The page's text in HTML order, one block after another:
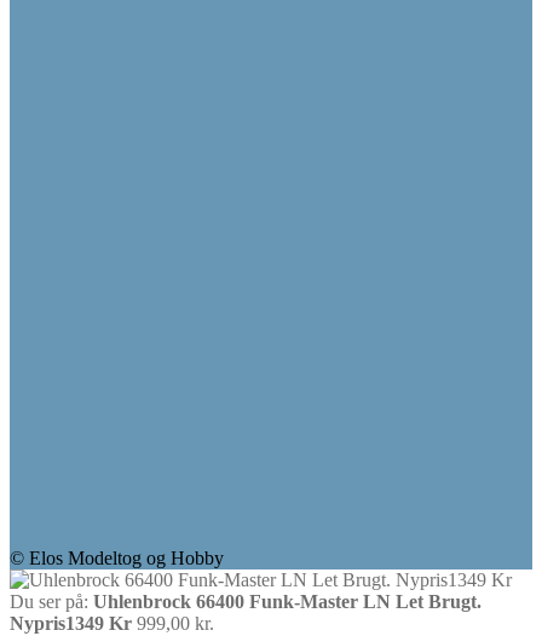
© Elos Modeltog og Hobby
Du ser på: Uhlenbrock 66400 Funk-Master LN Let Brugt.
Nypris1349 Kr 999,00 kr.